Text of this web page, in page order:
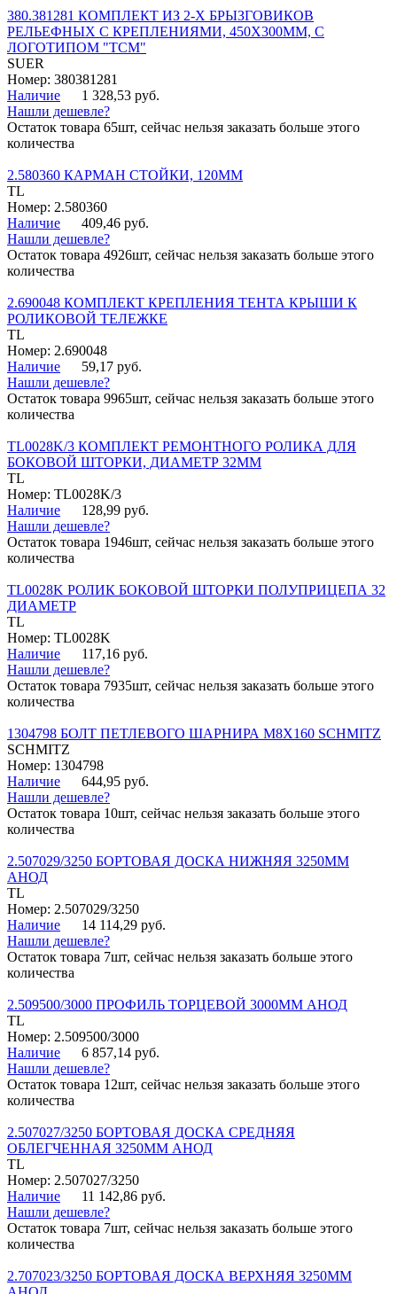
380.381281 КОМПЛЕКТ ИЗ 2-Х БРЫЗГОВИКОВ
РЕЛЬЕФНЫХ С КРЕПЛЕНИЯМИ, 450Х300ММ, С
ЛОГОТИПОМ "ТСМ"
SUER
Номер: 380381281
Наличие
1 328,53 руб.
Нашли дешевле?
Остаток товара 65шт, сейчас нельзя заказать больше этого
количества
2.580360 КАРМАН СТОЙКИ, 120ММ
TL
Номер: 2.580360
Наличие
409,46 руб.
Нашли дешевле?
Остаток товара 4926шт, сейчас нельзя заказать больше этого
количества
2.690048 КОМПЛЕКТ КРЕПЛЕНИЯ ТЕНТА КРЫШИ К
РОЛИКОВОЙ ТЕЛЕЖКЕ
TL
Номер: 2.690048
Наличие
59,17 руб.
Нашли дешевле?
Остаток товара 9965шт, сейчас нельзя заказать больше этого
количества
TL0028K/3 КОМПЛЕКТ РЕМОНТНОГО РОЛИКА ДЛЯ
БОКОВОЙ ШТОРКИ, ДИАМЕТР 32ММ
TL
Номер: TL0028K/3
Наличие
128,99 руб.
Нашли дешевле?
Остаток товара 1946шт, сейчас нельзя заказать больше этого
количества
TL0028K РОЛИК БОКОВОЙ ШТОРКИ ПОЛУПРИЦЕПА 32
ДИАМЕТР
TL
Номер: TL0028K
Наличие
117,16 руб.
Нашли дешевле?
Остаток товара 7935шт, сейчас нельзя заказать больше этого
количества
1304798 БОЛТ ПЕТЛЕВОГО ШАРНИРА М8Х160 SCHMITZ
SCHMITZ
Номер: 1304798
Наличие
644,95 руб.
Нашли дешевле?
Остаток товара 10шт, сейчас нельзя заказать больше этого
количества
2.507029/3250 БОРТОВАЯ ДОСКА НИЖНЯЯ 3250ММ
АНОД
TL
Номер: 2.507029/3250
Наличие
14 114,29 руб.
Нашли дешевле?
Остаток товара 7шт, сейчас нельзя заказать больше этого
количества
2.509500/3000 ПРОФИЛЬ ТОРЦЕВОЙ 3000ММ АНОД
TL
Номер: 2.509500/3000
Наличие
6 857,14 руб.
Нашли дешевле?
Остаток товара 12шт, сейчас нельзя заказать больше этого
количества
2.507027/3250 БОРТОВАЯ ДОСКА СРЕДНЯЯ
ОБЛЕГЧЕННАЯ 3250ММ АНОД
TL
Номер: 2.507027/3250
Наличие
11 142,86 руб.
Нашли дешевле?
Остаток товара 7шт, сейчас нельзя заказать больше этого
количества
2.707023/3250 БОРТОВАЯ ДОСКА ВЕРХНЯЯ 3250ММ